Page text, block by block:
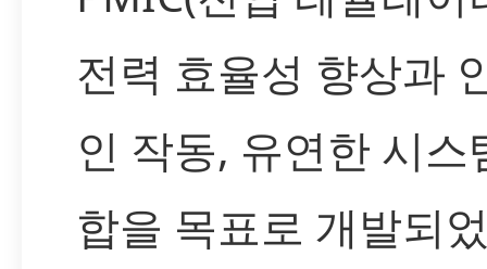
전력 효율성 향상과
인 작동, 유연한 시스
합을 목표로 개발되